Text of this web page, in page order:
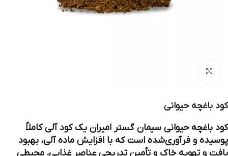
کود باغچه حیوانی
کود باغچه حیوانی سیمان گستر امیران یک کود آلی کاملاً
پوسیده و فرآوری‌شده است که با افزایش ماده آلی، بهبود
بافت و تهویه خاک و تأمین تدریجی عناصر غذایی، محیطی